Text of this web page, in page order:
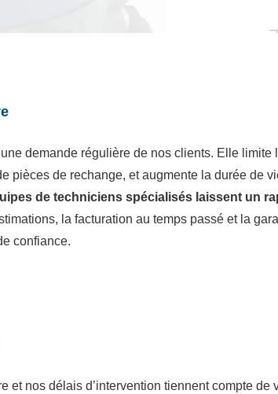
demande régulière de nos clients. Elle limite
pièces de rechange, et augmente la durée de
de techniciens spécialisés laissent un
la facturation au temps passé et la
confiance.
et nos délais d’intervention tiennent compte